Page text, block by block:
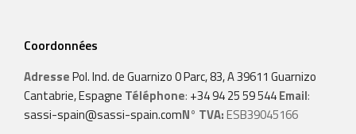
Coordonnées
AdressePol. Ind. de Guarnizo 0 Parc, 83, A 39611 Guarnizo
Cantabrie, Espagne Téléphone: +34 94 25 59 544Email:
sassi-spain@sassi-spain.com​N° TVA:ESB39045166